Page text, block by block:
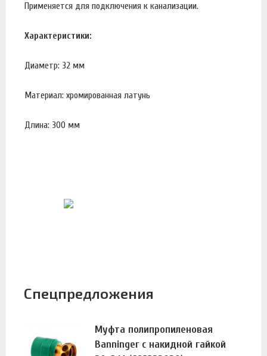
Применяется для подключения к канализации.
Характеристики:
Диаметр: 32 мм
Материал: хромированная латунь
Длина: 300 мм
Спецпредложения
Муфта полипропиленовая
Banninger с накидной гайкой